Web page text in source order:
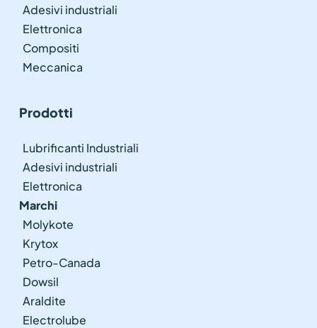
Adesivi industriali
Elettronica
Compositi
Meccanica
Prodotti
Lubrificanti Industriali
Adesivi industriali
Elettronica
Marchi
Molykote
Krytox
Petro-Canada
Dowsil
Araldite
Electrolube